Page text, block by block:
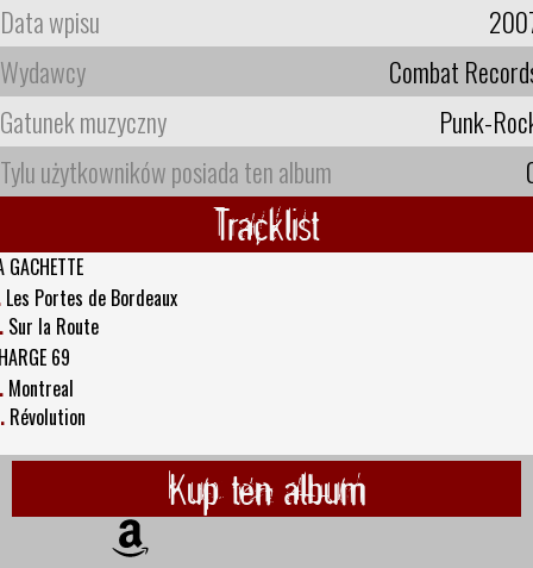
Data wpisu
Wydawcy
Combat
Gatunek muzyczny
Punk-
Tylu użytkowników posiada ten album
Tracklist
GACHETTE
Les Portes de Bordeaux
Sur la Route
69
Montreal
Révolution
Kup ten album